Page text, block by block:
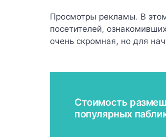
Просмотры рекламы. В
посетителей,
очень скромная, но для
Стоимость
популярных